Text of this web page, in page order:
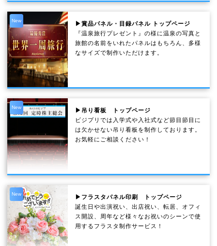
New
▶賞品パネル・目録パネル トップページ
『温泉旅行プレゼント』の様に温泉の写真と
旅館の名前をいれたパネルはもちろん、多様
なサイズで制作いただけます。
New
▶吊り看板 トップページ
ビジプリでは入学式や入社式など節目節目に
は欠かせない吊り看板を制作しております。
お気軽にご相談ください！
New
▶フラスタパネル印刷 トップページ
誕生日や出演祝い、出店祝い、転居、オフィ
ス開設、周年など様々なお祝いのシーンで使
用するフラスタ制作サービス！